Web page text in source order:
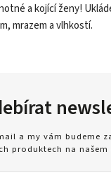
a kojící ženy!
mrazem a vlhkostí.
a my vám budeme
produktech na našem